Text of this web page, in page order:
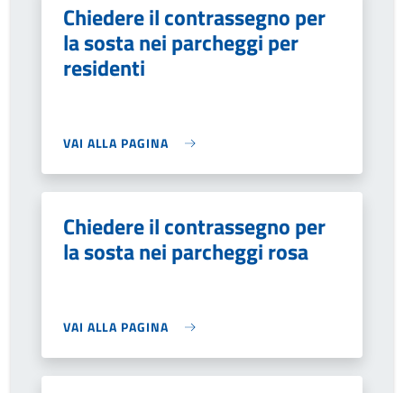
Chiedere il contrassegno per
la sosta nei parcheggi per
residenti
VAI ALLA PAGINA
Chiedere il contrassegno per
la sosta nei parcheggi rosa
VAI ALLA PAGINA